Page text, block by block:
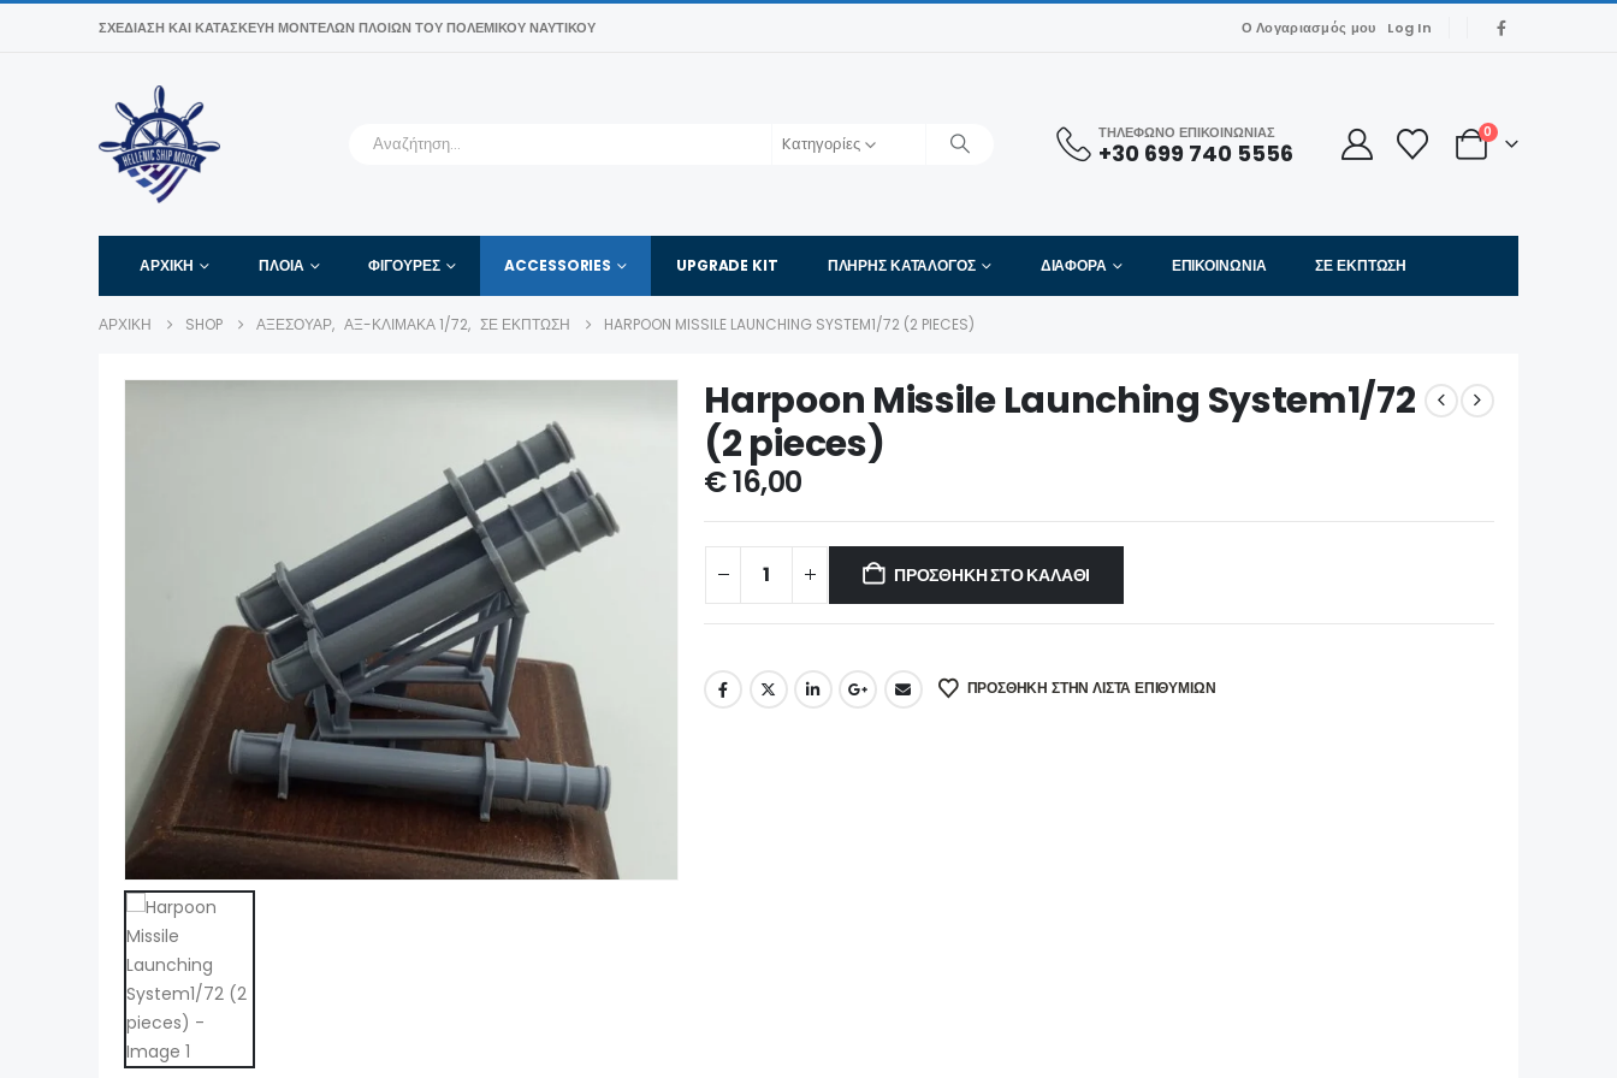
ΣΧΕΔΊΑΣΗ ΚΑΙ ΚΑΤΑΣΚΕΥΉ ΜΟΝΤΈΛΩΝ ΠΛΟΊΩΝ ΤΟΥ ΠΟΛΕΜΙΚΟΎ ΝΑΥΤΙΚΟΎ Ο Λογαριασμός μου Log In
Kατηγορίες ΤΗΛΕΦΩΝΟ ΕΠΙΚΟΙΝΩΝΙΑΣ
+30 699 740 5556
0
ΑΡΧΙΚΉ ΠΛΟΙΑ ΦΙΓΟΎΡΕΣ ACCESSORIES UPGRADE KIT ΠΛΉΡΗΣ ΚΑΤΆΛΟΓΟΣ ΔΙΑΦΟΡΑ ΕΠΙΚΟΙΝΩΝΊΑ ΣΕ ΈΚΠΤΩΣΗ
ΑΡΧΙΚΉ SHOP ΑΞΕΣΟΥΆΡ, ΑΞ-ΚΛΊΜΑΚΑ 1/72, ΣΕ ΈΚΠΤΩΣΗ HARPOON MISSILE LAUNCHING SYSTEM1/72 (2 PIECES)
Harpoon Missile Launching System1/72
(2 pieces)
€16,00
ΠΡΟΣΘΉΚΗ ΣΤΟ ΚΑΛΆΘΙ
ΠΡΌΣΘΉΚΗ ΣΤΗΝ ΛΊΣΤΑ ΕΠΙΘΥΜΙΏΝ